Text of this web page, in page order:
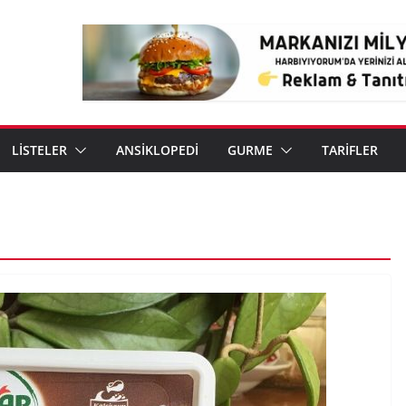
LİSTELER ANSİKLOPEDİ GURME TARİFLER